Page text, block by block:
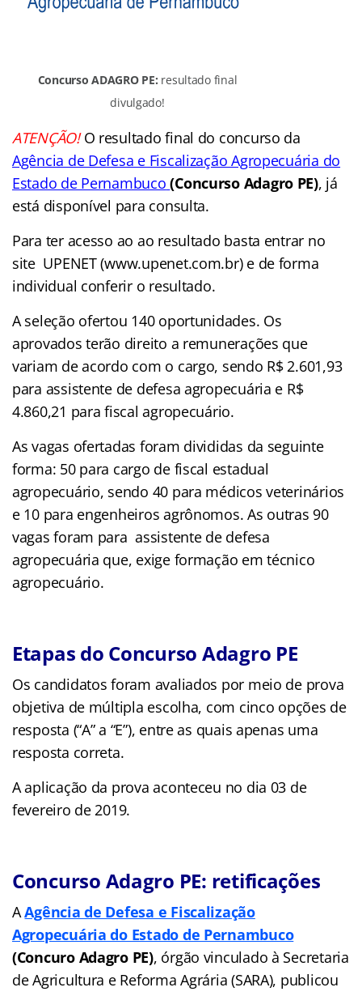
Concurso ADAGRO PE: resultado final
divulgado!
ATENÇÃO!O resultado final do concurso da
Agência de Defesa e Fiscalização Agropecuária do
Estado de Pernambuco (Concurso Adagro PE), já
está disponível para consulta.
Para ter acesso ao ao resultado basta entrar no
site UPENET (www.upenet.com.br) e de forma
individual conferir o resultado.
A seleção ofertou 140 oportunidades. Os
aprovados terão direito a remunerações que
variam de acordo com o cargo, sendo R$ 2.601,93
para assistente de defesa agropecuária e R$
4.860,21 para fiscal agropecuário.
As vagas ofertadas foram divididas da seguinte
forma: 50 para cargo de fiscal estadual
agropecuário, sendo 40 para médicos veterinários
e 10 para engenheiros agrônomos. As outras 90
vagas foram para assistente de defesa
agropecuária que, exige formação em técnico
agropecuário.
Etapas do Concurso Adagro PE
Os candidatos foram avaliados por meio de prova
objetiva de múltipla escolha, com cinco opções de
resposta (“A” a “E”), entre as quais apenas uma
resposta correta.
A aplicação da prova aconteceu no dia 03 de
fevereiro de 2019.
Concurso Adagro PE: retificações
AAgência de Defesa e Fiscalização
Agropecuária do Estado de Pernambuco
(Concuro Adagro PE), órgão vinculado à Secretaria
de Agricultura e Reforma Agrária (SARA), publicou